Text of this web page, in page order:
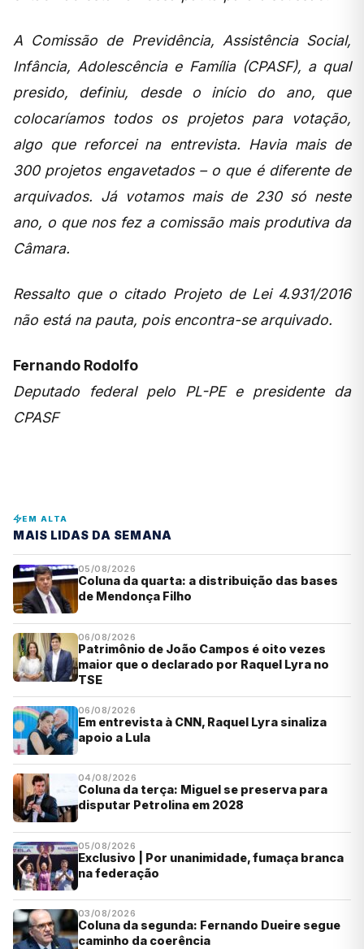
A Comissão de Previdência, Assistência Social,
Infância, Adolescência e Família (CPASF), a qual
presido, definiu, desde o início do ano, que
colocaríamos todos os projetos para votação,
algo que reforcei na entrevista. Havia mais de
300 projetos engavetados – o que é diferente de
arquivados. Já votamos mais de 230 só neste
ano, o que nos fez a comissão mais produtiva da
Câmara.
Ressalto que o citado Projeto de Lei 4.931/2016
não está na pauta, pois encontra-se arquivado.
Fernando Rodolfo
Deputado federal pelo PL-PE e presidente da
CPASF
EM ALTA
MAIS LIDAS DA SEMANA
05/08/2026
Coluna da quarta: a distribuição das bases
de Mendonça Filho
06/08/2026
Patrimônio de João Campos é oito vezes
maior que o declarado por Raquel Lyra no
TSE
06/08/2026
Em entrevista à CNN, Raquel Lyra sinaliza
apoio a Lula
04/08/2026
Coluna da terça: Miguel se preserva para
disputar Petrolina em 2028
05/08/2026
Exclusivo | Por unanimidade, fumaça branca
na federação
03/08/2026
Coluna da segunda: Fernando Dueire segue
caminho da coerência